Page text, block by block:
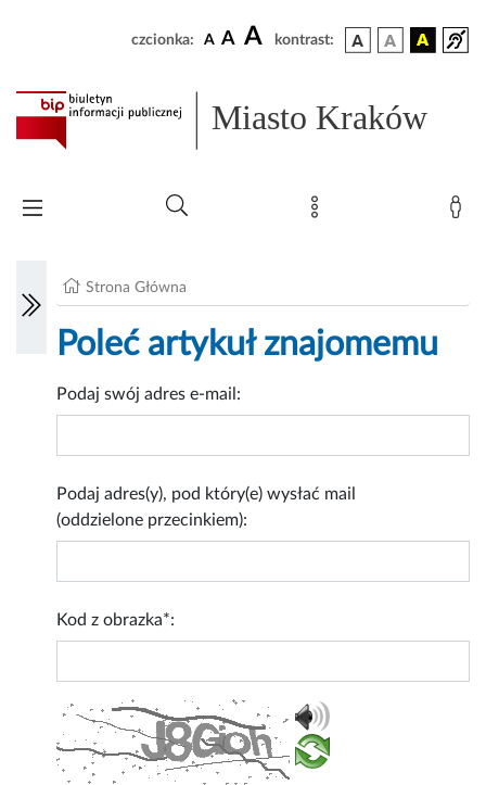
czcionka: A A A kontrast:
Miasto Kraków
Strona Główna
Poleć artykuł znajomemu
Podaj swój adres e-mail:
Podaj adres(y), pod który(e) wysłać mail
(oddzielone przecinkiem):
Kod z obrazka*: